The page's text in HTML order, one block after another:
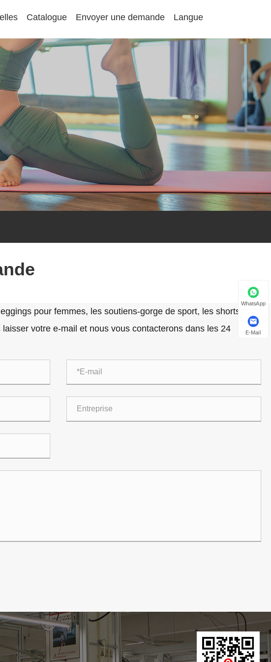
Catalogue Envoyer une demande Langue
pour femmes, les soutiens-gorge de sport, les shorts de
votre e-mail et nous vous contacterons dans les 24
WhatsApp
E-Mail